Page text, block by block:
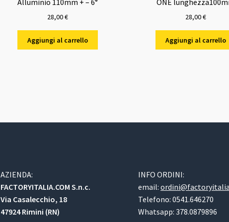
Alluminio 110mm + – 6°
28,00€
Aggiungi al carrello
ONE
28,00€
Aggiungi al carrello
AZIENDA:
FACTORYITALIA.COM S.n.c.
Via Casalecchio, 18
47924 Rimini (RN)
INFO ORDINI:
email:
Telefono: 0541.646270
Whatsapp: 378.0879896